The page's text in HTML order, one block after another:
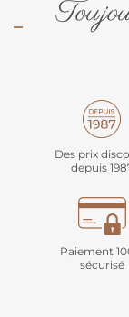
Des prix
depuis
Paiement
sécurisé